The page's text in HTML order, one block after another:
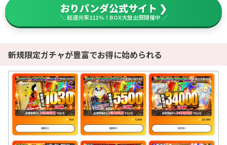
おりパンダ公式サイト ❯
＼ 総還元率111％！BOX大放出祭開催中 ／
新規限定ガチャが豊富でお得に始められる